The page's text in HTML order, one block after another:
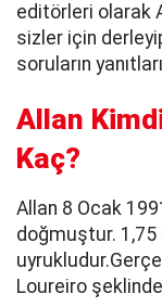
editörleri olarak
sizler için
soruların
Allan
Kaç?
Allan 8 Ocak
doğmuştur. 1,75
Loureiro